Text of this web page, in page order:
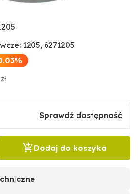
1205, 6271205
Sprawdź dostępność
Dodaj do koszyka